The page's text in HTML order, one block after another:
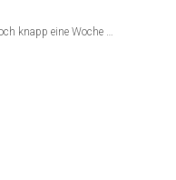
knapp eine Woche …